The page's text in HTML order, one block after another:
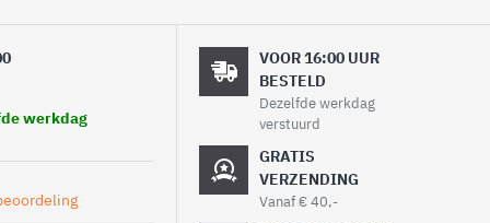
werkdag
VOOR 16:00 UUR
BESTELD
Dezelfde werkdag
verstuurd
GRATIS
VERZENDING
Vanaf € 40,-